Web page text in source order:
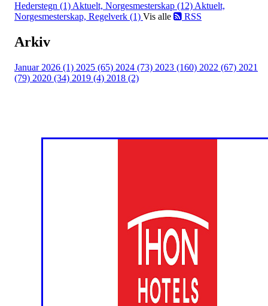
Hederstegn (1) Aktuelt, Norgesmesterskap (12) Aktuelt,
Norgesmesterskap, Regelverk (1) Vis alle RSS
Arkiv
Januar 2026 (1) 2025 (65) 2024 (73) 2023 (160) 2022 (67) 2021
(79) 2020 (34) 2019 (4) 2018 (2)